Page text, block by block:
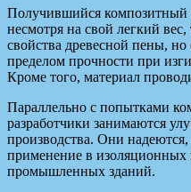
Получившийся композитный
несмотря на свой легкий
свойства древесной пены,
пределом прочности при
Кроме того, материал
Параллельно с попытками
разработчики занимаются
производства. Они
применение в изоляционных
промышленных зданий.